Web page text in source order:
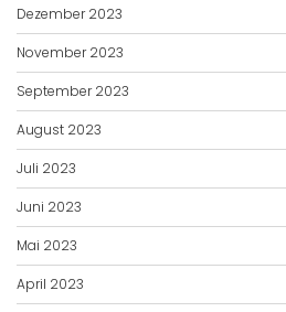
Dezember 2023
November 2023
September 2023
August 2023
Juli 2023
Juni 2023
Mai 2023
April 2023